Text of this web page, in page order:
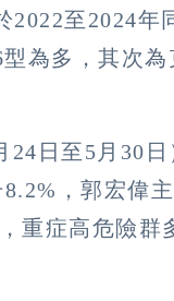
至2024年
為多，其次
日至5月30
，郭宏偉
重症高危險群